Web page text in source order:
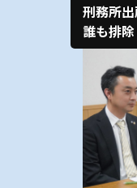
刑務所
誰も排